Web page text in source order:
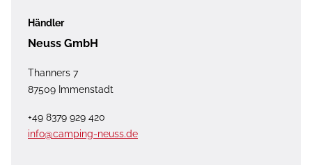
Händler
Neuss GmbH
Thanners 7
87509 Immenstadt
+49 8379 929 420
info@camping-neuss.de